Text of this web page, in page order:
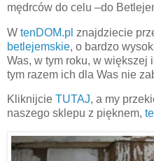
mędrców do celu –do
W tenDOM.pl znajdziecie
betlejemskie, o bardzo
Was, w tym roku, w większej
tym razem ich dla Was nie
Kliknijcie TUTAJ, a my
naszego sklepu z pięknem,